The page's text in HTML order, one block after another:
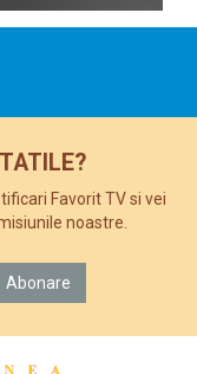
Favorit TV si vei
noastre.